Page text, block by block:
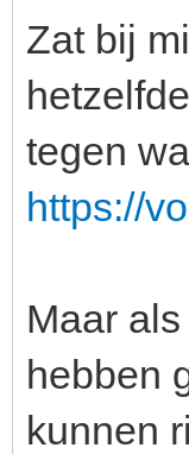
Zat bij
tegen
https://
Maar
hebben
kunnen